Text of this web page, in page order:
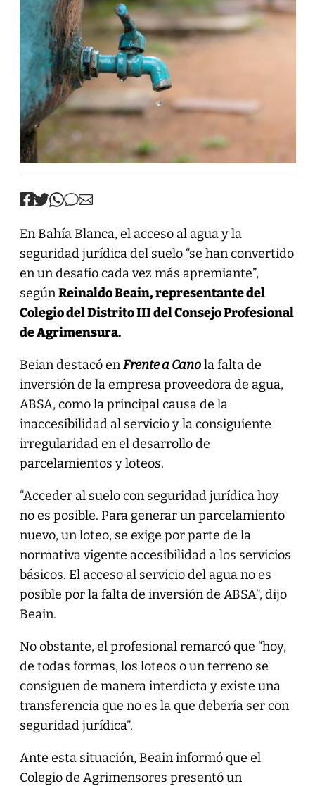
En Bahía Blanca, el acceso al agua y la
seguridad jurídica del suelo “se han convertido
en un desafío cada vez más apremiante”,
segúnReinaldo Beain, representante del
Colegio del Distrito III del Consejo Profesional
de Agrimensura.
Beian destacó enFrente a Canola falta de
inversión de la empresa proveedora de agua,
ABSA, como la principal causa de la
inaccesibilidad al servicio y la consiguiente
irregularidad en el desarrollo de
parcelamientos y loteos.
“Acceder al suelo con seguridad jurídica hoy
no es posible. Para generar un parcelamiento
nuevo, un loteo, se exige por parte de la
normativa vigente accesibilidad a los servicios
básicos. El acceso al servicio del agua no es
posible por la falta de inversión de ABSA”, dijo
Beain.
No obstante, el profesional remarcó que “hoy,
de todas formas, los loteos o un terreno se
consiguen de manera interdicta y existe una
transferencia que no es la que debería ser con
seguridad jurídica”.
Ante esta situación, Beain informó que el
Colegio de Agrimensores presentó un